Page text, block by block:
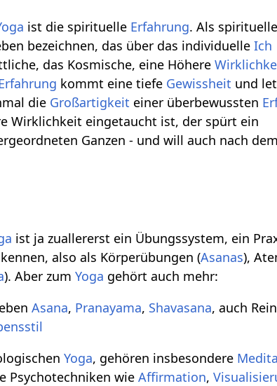
ist die spirituelle Erfahrung. Als spirituelle
bezeichnen, das über das individuelleIch
das Kosmische, eine Höhere
kommt eine tiefe Gewissheit und
die Großartigkeit einer überbewussten
Wirklichkeit eingetaucht ist, der spürt ein
Ganzen - und will auch nach
ist ja zuallererst ein Übungssystem, ein
also als Körperübungen (Asanas),
). Aber zumYoga gehört auch mehr:
Asana, Pranayama, Shavasana, auch
Yoga, gehören insbesondere
Psychotechniken wieAffirmation,